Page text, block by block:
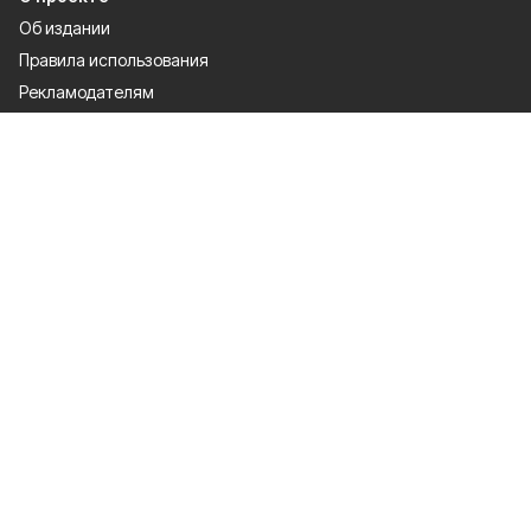
Об издании
Правила использования
Рекламодателям